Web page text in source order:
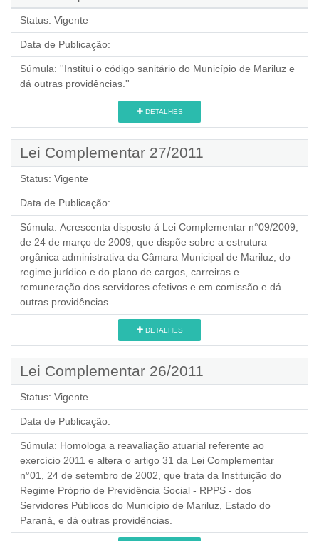
Status: Vigente
Data de Publicação:
Súmula: ''Institui o código sanitário do Município de Mariluz e
dá outras providências.''
DETALHES
Lei Complementar 27/2011
Status: Vigente
Data de Publicação:
Súmula: Acrescenta disposto á Lei Complementar n°09/2009,
de 24 de março de 2009, que dispõe sobre a estrutura
orgânica administrativa da Câmara Municipal de Mariluz, do
regime jurídico e do plano de cargos, carreiras e
remuneração dos servidores efetivos e em comissão e dá
outras providências.
DETALHES
Lei Complementar 26/2011
Status: Vigente
Data de Publicação:
Súmula: Homologa a reavaliação atuarial referente ao
exercício 2011 e altera o artigo 31 da Lei Complementar
n°01, 24 de setembro de 2002, que trata da Instituição do
Regime Próprio de Previdência Social - RPPS - dos
Servidores Públicos do Município de Mariluz, Estado do
Paraná, e dá outras providências.